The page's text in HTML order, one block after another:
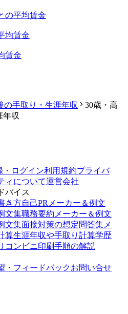
の平均賃金
均賃金
賃金
の手取り・生涯年収
30歳・高
年収
・ログイン利用規約プライバ
ィについて運営会社
バイス
き方自己PRメーカー＆例文
文集職務要約メーカー＆例文
文集面接対策の想定問答集メ
算生涯年収や手取り計算学歴
コンビニ印刷手順の解説
・フィードバックお問い合せ